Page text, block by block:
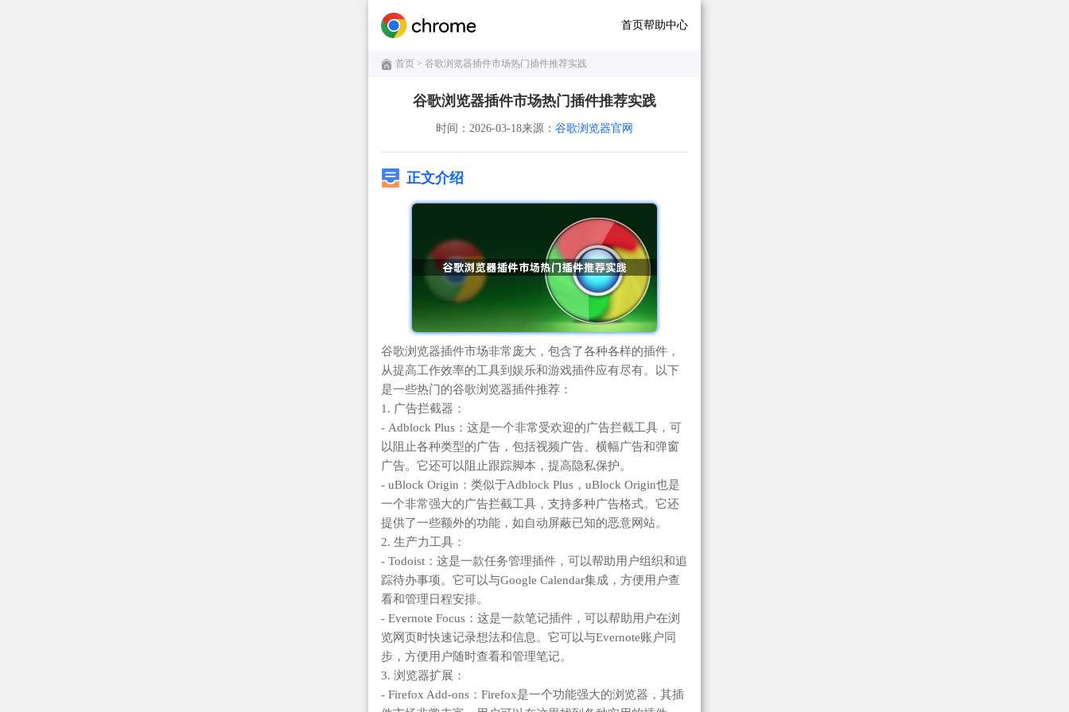
首页帮助中心
首页 > 谷歌浏览器插件市场热门插件推荐实践
谷歌浏览器插件市场热门插件推荐实践
时间：2026-03-18来源： 谷歌浏览器官网
正文介绍
谷歌浏览器插件市场非常庞大，包含了各种各样的插件，
从提高工作效率的工具到娱乐和游戏插件应有尽有。以下
是一些热门的谷歌浏览器插件推荐：
1. 广告拦截器：
- Adblock Plus：这是一个非常受欢迎的广告拦截工具，可
以阻止各种类型的广告，包括视频广告、横幅广告和弹窗
广告。它还可以阻止跟踪脚本，提高隐私保护。
- uBlock Origin：类似于Adblock Plus，uBlock Origin也是
一个非常强大的广告拦截工具，支持多种广告格式。它还
提供了一些额外的功能，如自动屏蔽已知的恶意网站。
2. 生产力工具：
- Todoist：这是一款任务管理插件，可以帮助用户组织和追
踪待办事项。它可以与Google Calendar集成，方便用户查
看和管理日程安排。
- Evernote Focus：这是一款笔记插件，可以帮助用户在浏
览网页时快速记录想法和信息。它可以与Evernote账户同
步，方便用户随时查看和管理笔记。
3. 浏览器扩展：
- Firefox Add-ons：Firefox是一个功能强大的浏览器，其插